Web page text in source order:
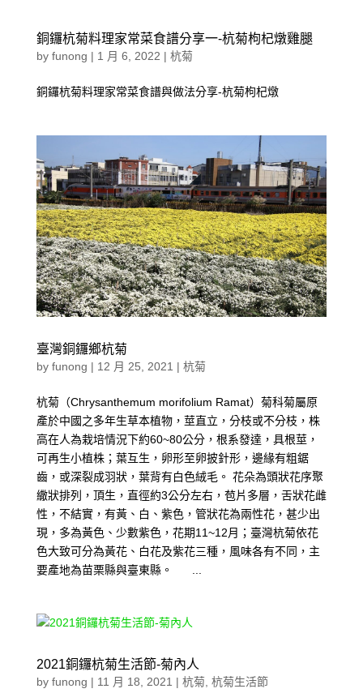
銅鑼杭菊料理家常菜食譜分享一-杭菊枸杞燉雞腿
by funong | 1 月 6, 2022 | 杭菊
銅鑼杭菊料理家常菜食譜與做法分享-杭菊枸杞燉
臺灣銅鑼鄉杭菊
by funong | 12 月 25, 2021 | 杭菊
杭菊（Chrysanthemum morifolium Ramat）菊科菊屬原
產於中國之多年生草本植物，莖直立，分枝或不分枝，株
高在人為栽培情況下約60~80公分，根系發達，具根莖，
可再生小植株；葉互生，卵形至卵披針形，邊緣有粗鋸
齒，或深裂成羽狀，葉背有白色絨毛。 花朵為頭狀花序聚
繖狀排列，頂生，直徑約3公分左右，苞片多層，舌狀花雌
性，不結實，有黃、白、紫色，管狀花為兩性花，甚少出
現，多為黃色、少數紫色，花期11~12月；臺灣杭菊依花
色大致可分為黃花、白花及紫花三種，風味各有不同，主
要產地為苗栗縣與臺東縣。 ...
2021銅鑼杭菊生活節-菊內人
by funong | 11 月 18, 2021 | 杭菊 杭菊生活節